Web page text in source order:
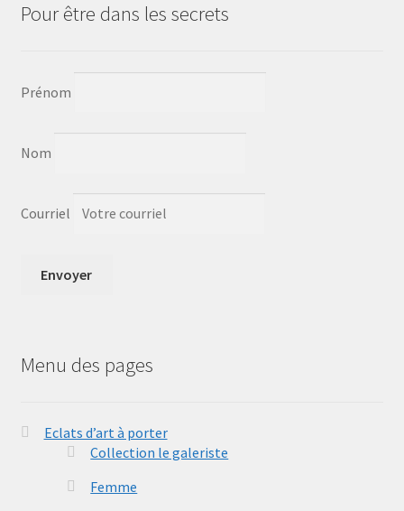
Pour être dans les secrets
Prénom
Nom
Courriel
Menu des pages
Eclats d’art à porter
Collection le galeriste
Femme